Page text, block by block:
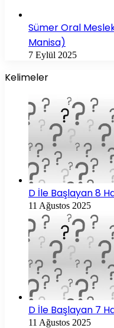
Sümer Oral
Manisa)
7 Eylül 2025
Kelimeler
D İle Başlayan 8
11 Ağustos 2025
D İle Başlayan 7
11 Ağustos 2025